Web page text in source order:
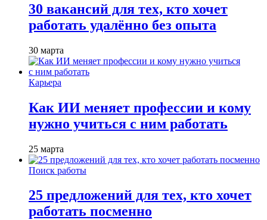
30 вакансий для тех, кто хочет
работать удалённо без опыта
30 марта
Карьера
Как ИИ меняет профессии и кому
нужно учиться с ним работать
25 марта
Поиск работы
25 предложений для тех, кто хочет
работать посменно